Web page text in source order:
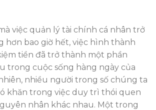
việc quản lý tài chính cá nhân trở
hơn bao giờ hết, việc hình thành
tiền đã trở thành một phần
trong cuộc sống hàng ngày của
nhiều người trong số chúng ta
khăn trong việc duy trì thói quen
nhân khác nhau. Một trong